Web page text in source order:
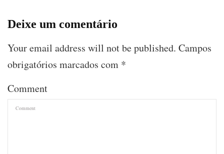
Deixe um comentário
Your email address will not be published. Campos
obrigatórios marcados com *
Comment